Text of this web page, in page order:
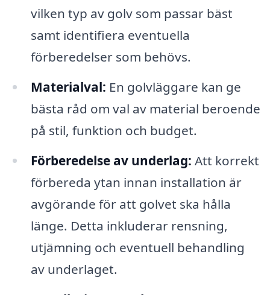
vilken typ av golv som passar bäst
samt identifiera eventuella
förberedelser som behövs.
Materialval: En golvläggare kan ge
bästa råd om val av material beroende
på stil, funktion och budget.
Förberedelse av underlag: Att korrekt
förbereda ytan innan installation är
avgörande för att golvet ska hålla
länge. Detta inkluderar rensning,
utjämning och eventuell behandling
av underlaget.